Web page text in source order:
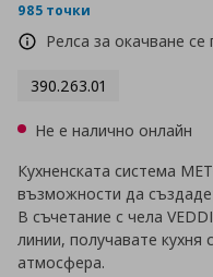
985 точки
Релса за окачване
390.263.01
Не е налично онлайн
Кухненската система
възможности да
В съчетание с чела
линии, получавате кухня
атмосфера.